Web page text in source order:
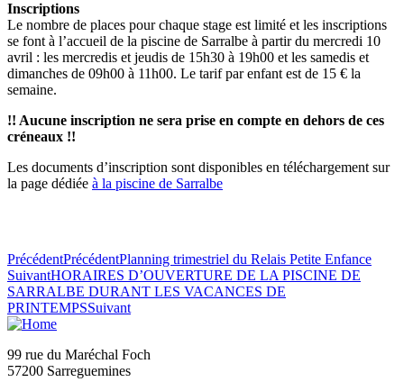
Inscriptions
Le nombre de places pour chaque stage est limité et les inscriptions
se font à l’accueil de la piscine de Sarralbe à partir du mercredi 10
avril : les mercredis et jeudis de 15h30 à 19h00 et les samedis et
dimanches de 09h00 à 11h00. Le tarif par enfant est de 15 € la
semaine.
!! Aucune inscription ne sera prise en compte en dehors de ces
créneaux !!
Les documents d’inscription sont disponibles en téléchargement sur
la page dédiée à la piscine de Sarralbe
PrécédentPrécédentPlanning trimestriel du Relais Petite Enfance
SuivantHORAIRES D’OUVERTURE DE LA PISCINE DE
SARRALBE DURANT LES VACANCES DE
PRINTEMPSSuivant
99 rue du Maréchal Foch
57200 Sarreguemines